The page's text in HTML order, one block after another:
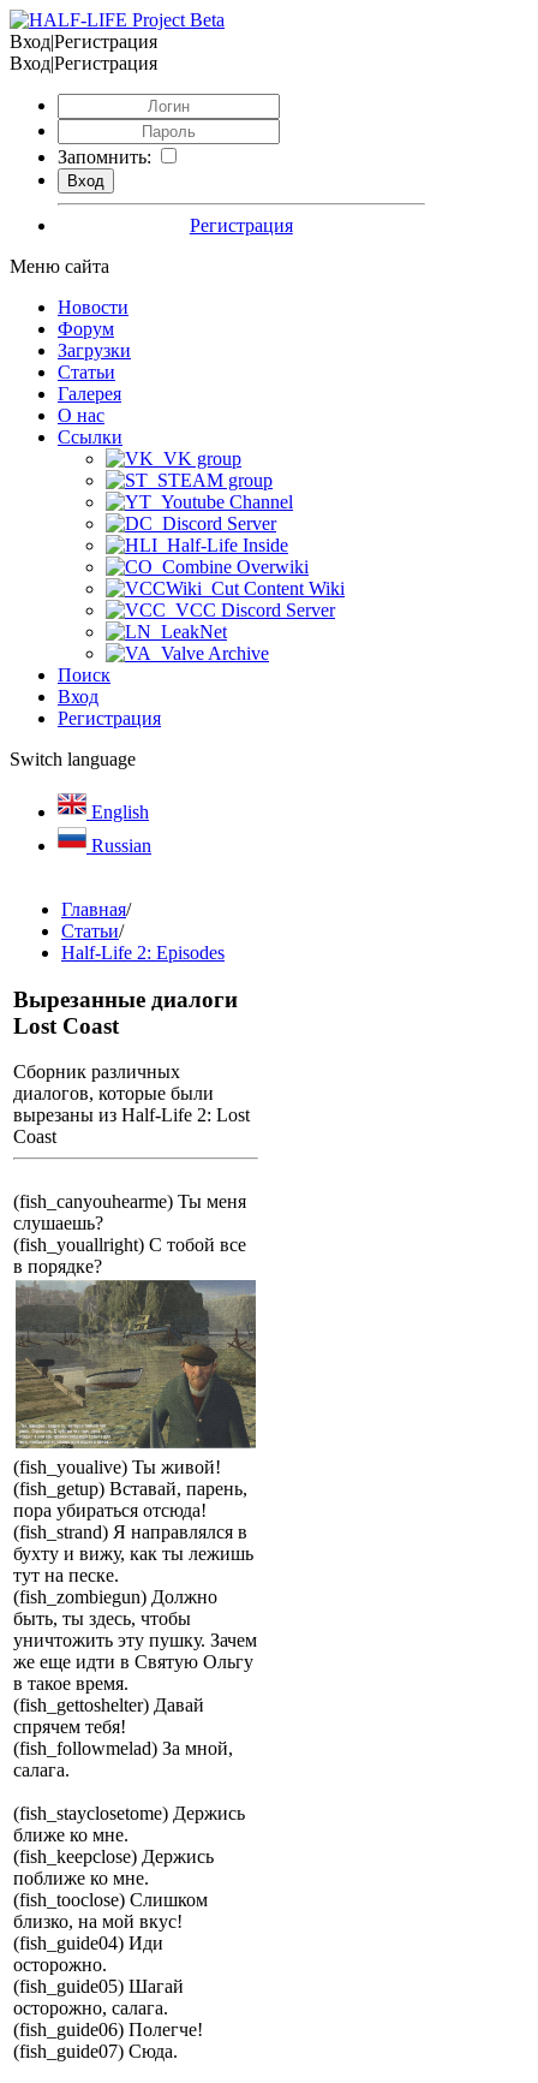
Вход|Регистрация
Вход|Регистрация
Запомнить:
Регистрация
Меню сайта
Новости
Форум
Загрузки
Статьи
Галерея
О нас
Ссылки
VK group
STEAM group
Youtube Channel
Discord Server
Half-Life Inside
Combine Overwiki
Cut Content Wiki
VCC Discord Server
LeakNet
Valve Archive
Поиск
Вход
Регистрация
Switch language
English
Russian
Главная/
Статьи/
Half-Life 2: Episodes
Вырезанные диалоги
Lost Coast
Сборник различных
диалогов, которые были
вырезаны из Half-Life 2: Lost
Coast
(fish_canyouhearme) Ты меня
слушаешь?
(fish_youallright) С тобой все
в порядке?
(fish_youalive) Ты живой!
(fish_getup) Вставай, парень,
пора убираться отсюда!
(fish_strand) Я направлялся в
бухту и вижу, как ты лежишь
тут на песке.
(fish_zombiegun) Должно
быть, ты здесь, чтобы
уничтожить эту пушку. Зачем
же еще идти в Святую Ольгу
в такое время.
(fish_gettoshelter) Давай
спрячем тебя!
(fish_followmelad) За мной,
салага.
(fish_stayclosetome) Держись
ближе ко мне.
(fish_keepclose) Держись
поближе ко мне.
(fish_tooclose) Слишком
близко, на мой вкус!
(fish_guide04) Иди
осторожно.
(fish_guide05) Шагай
осторожно, салага.
(fish_guide06) Полегче!
(fish_guide07) Сюда.